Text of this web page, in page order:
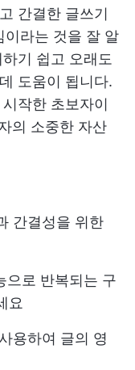
간결한 글쓰기
이라는 것을 잘 알
기 쉽고 오래도
도움이 됩니다.
작한 초보자이
의 소중한 자산
간결성을 위한
으로 반복되는 구
요
용하여 글의 영